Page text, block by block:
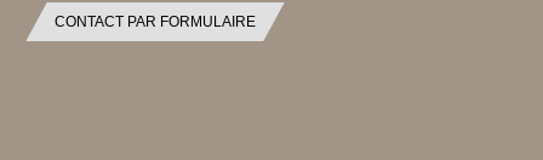
CONTACT PAR FORMULAIRE